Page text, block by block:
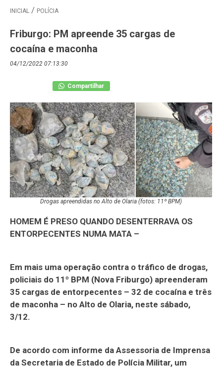
INICIAL POLÍCIA
Friburgo: PM apreende 35 cargas de
cocaína e maconha
04/12/2022 07:13:30
Compartilhar
Drogas apreendidas no Alto de Olaria (fotos: 11º BPM)
HOMEM É PRESO QUANDO DESENTERRAVA OS
ENTORPECENTES NUMA MATA –
Em mais uma operação contra o tráfico de drogas,
policiais do 11º BPM (Nova Friburgo) apreenderam
35 cargas de entorpecentes – 32 de cocaína e três
de maconha – no Alto de Olaria, neste sábado,
3/12.
De acordo com informe da Assessoria de Imprensa
da Secretaria de Estado de Polícia Militar, um